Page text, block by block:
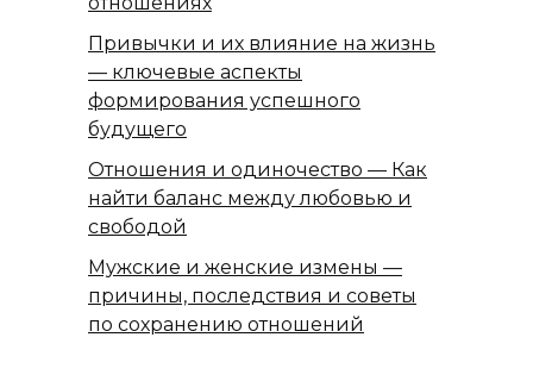
Привычки и их влияние на жизнь
— ключевые аспекты
формирования успешного
будущего
Отношения и одиночество — Как
найти баланс между любовью и
свободой
Мужские и женские измены —
причины, последствия и советы
по сохранению отношений